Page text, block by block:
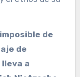
de
de
a